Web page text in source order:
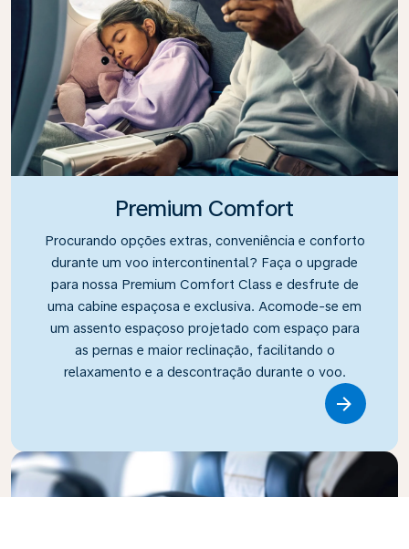
Premium Comfort
Procurando opções extras, conveniência e conforto
durante um voo intercontinental? Faça o upgrade
para nossa Premium Comfort Class e desfrute de
uma cabine espaçosa e exclusiva. Acomode-se em
um assento espaçoso projetado com espaço para
as pernas e maior reclinação, facilitando o
relaxamento e a descontração durante o voo.